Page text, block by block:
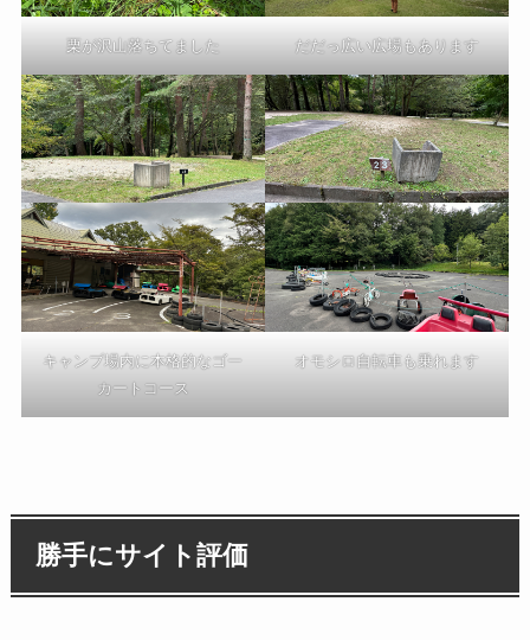
栗が沢山落ちてました だだっ広い広場もあります
キャンプ場内に本格的なゴー
カートコース
オモシロ自転車も乗れます
勝手にサイト評価